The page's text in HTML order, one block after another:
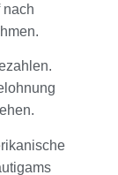
nach